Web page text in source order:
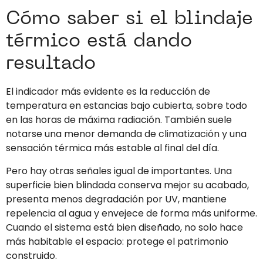
Cómo saber si el blindaje
térmico está dando
resultado
El indicador más evidente es la reducción de
temperatura en estancias bajo cubierta, sobre todo
en las horas de máxima radiación. También suele
notarse una menor demanda de climatización y una
sensación térmica más estable al final del día.
Pero hay otras señales igual de importantes. Una
superficie bien blindada conserva mejor su acabado,
presenta menos degradación por UV, mantiene
repelencia al agua y envejece de forma más uniforme.
Cuando el sistema está bien diseñado, no solo hace
más habitable el espacio: protege el patrimonio
construido.